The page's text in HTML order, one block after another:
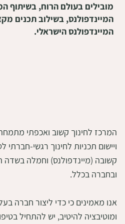
מובילים בעולם הרוח, בשיתוף
המיינדפולנס, בשילוב תכנים
המיינדפולנס הישראלי.
המרכז לחינוך קשוב ואכפתי
ויישום תכניות לחינוך רגשי-חברתי
קשובה (מיינדפולנס) וחמלה בשדה
ובחברה בכלל.
אנו מאמינים כי כדי ליצור חברה
ומוטיבציה להיטיב, יש להתחיל